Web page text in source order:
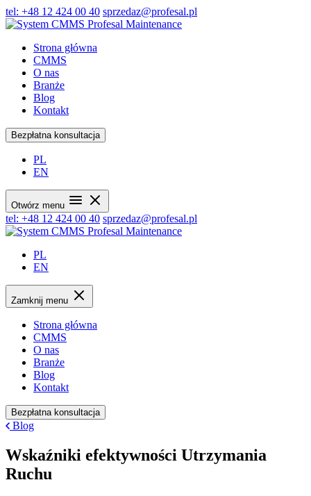
tel: +48 12 424 00 40 sprzedaz@profesal.pl
Strona główna
CMMS
O nas
Branże
Blog
Kontakt
Bezpłatna konsultacja
PL
EN
Otwórz menu
tel: +48 12 424 00 40 sprzedaz@profesal.pl
PL
EN
Zamknij menu
Strona główna
CMMS
O nas
Branże
Blog
Kontakt
Bezpłatna konsultacja
Blog
Wskaźniki efektywności Utrzymania
Ruchu